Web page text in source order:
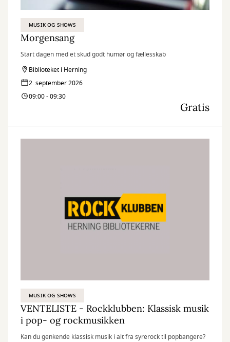
MUSIK OG SHOWS
Morgensang
Start dagen med et skud godt humør og fællesskab
Biblioteket i Herning
2. september 2026
09:00 - 09:30
Gratis
MUSIK OG SHOWS
VENTELISTE - Rockklubben: Klassisk musik
i pop- og rockmusikken
Kan du genkende klassisk musik i alt fra syrerock til popbangere?